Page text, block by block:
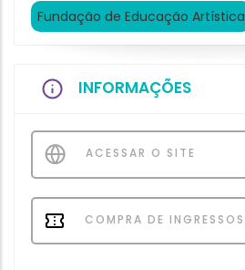
Fundação de Educação Artística
INFORMAÇÕES
ACESSAR O SITE
COMPRA DE INGRESSOS